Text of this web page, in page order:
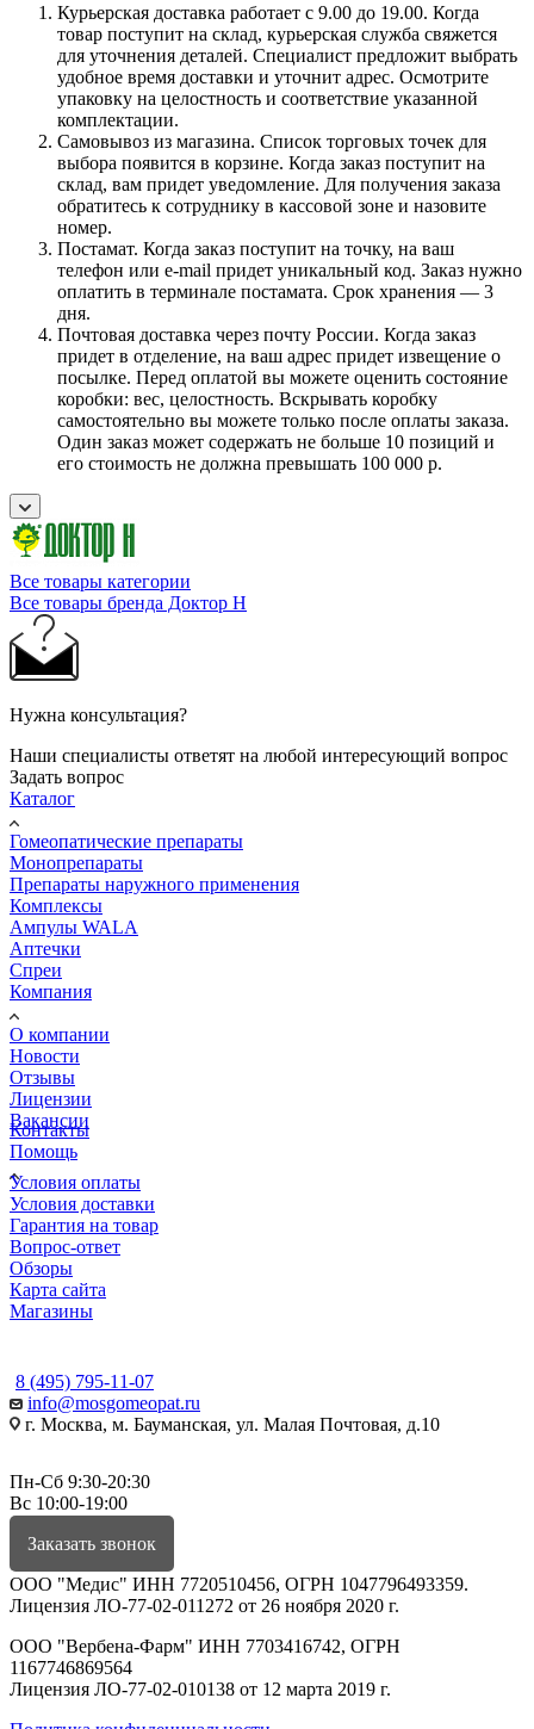
Курьерская доставка работает с 9.00 до 19.00. Когда
товар поступит на склад, курьерская служба свяжется
для уточнения деталей. Специалист предложит выбрать
удобное время доставки и уточнит адрес. Осмотрите
упаковку на целостность и соответствие указанной
комплектации.
Самовывоз из магазина. Список торговых точек для
выбора появится в корзине. Когда заказ поступит на
склад, вам придет уведомление. Для получения заказа
обратитесь к сотруднику в кассовой зоне и назовите
номер.
Постамат. Когда заказ поступит на точку, на ваш
телефон или e-mail придет уникальный код. Заказ нужно
оплатить в терминале постамата. Срок хранения — 3
дня.
Почтовая доставка через почту России. Когда заказ
придет в отделение, на ваш адрес придет извещение о
посылке. Перед оплатой вы можете оценить состояние
коробки: вес, целостность. Вскрывать коробку
самостоятельно вы можете только после оплаты заказа.
Один заказ может содержать не больше 10 позиций и
его стоимость не должна превышать 100 000 р.
Все товары категории
Все товары бренда Доктор Н
Нужна консультация?
Наши специалисты ответят на любой интересующий вопрос
Задать вопрос
Каталог
Гомеопатические препараты
Монопрепараты
Препараты наружного применения
Комплексы
Ампулы WALA
Аптечки
Спреи
Компания
О компании
Новости
Отзывы
Лицензии
Вакансии
Контакты
Помощь
Условия оплаты
Условия доставки
Гарантия на товар
Вопрос-ответ
Обзоры
Карта сайта
Магазины
8 (495) 795-11-07
info@mosgomeopat.ru
г. Москва, м. Бауманская, ул. Малая Почтовая, д.10
Пн-Сб 9:30-20:30
Вс 10:00-19:00
Заказать звонок
ООО "Медис" ИНН 7720510456, ОГРН 1047796493359.
Лицензия ЛО-77-02-011272 от 26 ноября 2020 г.
ООО "Вербена-Фарм" ИНН 7703416742, ОГРН
1167746869564
Лицензия ЛО-77-02-010138 от 12 марта 2019 г.